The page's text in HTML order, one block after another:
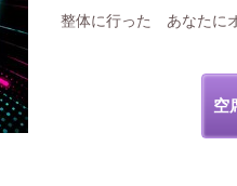
整体に行った あなたに
空